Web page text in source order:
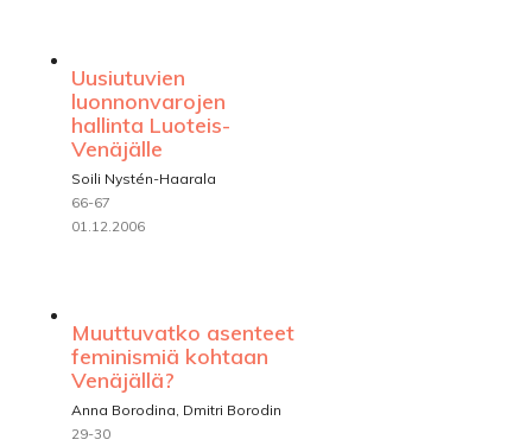
Uusiutuvien
luonnonvarojen
hallinta Luoteis-
Venäjälle
Soili Nystén-Haarala
66-67
01.12.2006
Muuttuvatko asenteet
feminismiä kohtaan
Venäjällä?
Anna Borodina, Dmitri Borodin
29-30